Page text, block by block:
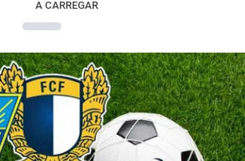
A CARREGAR